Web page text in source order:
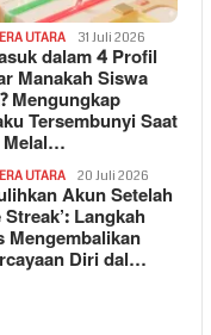
UTARA 31 Juli 2026
dalam 4 Profil
Manakah Siswa
Mengungkap
Tersembunyi Saat
Melal…
UTARA 20 Juli 2026
Akun Setelah
Streak’: Langkah
Mengembalikan
Diri dal…